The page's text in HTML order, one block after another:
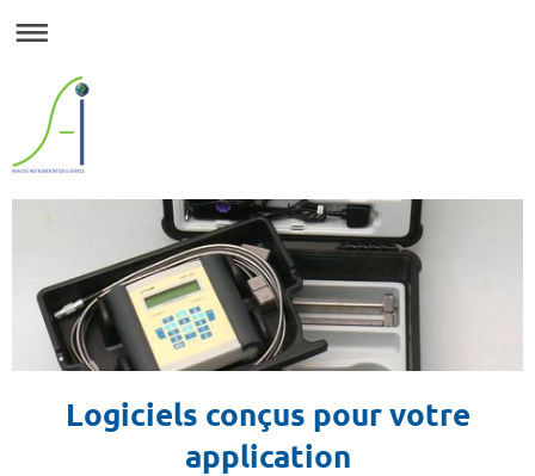
Logiciels conçus pour votre
application